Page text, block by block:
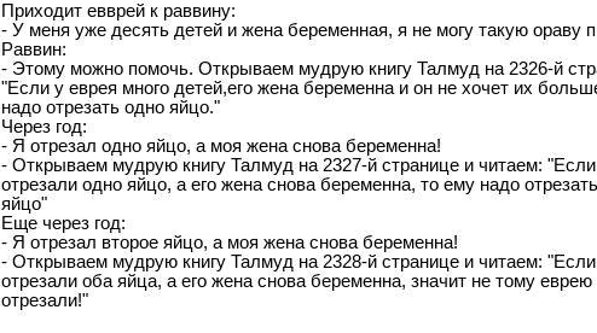
Приходит евврей к раввину:
- У меня уже десять детей и жена беременная, я не могу такую ораву
Раввин:
- Этому можно помочь. Открываем мудрую книгу Талмуд на 2326-й
"Если у еврея много детей,его жена беременна и он не хочет их
надо отрезать одно яйцо."
Через год:
- Я отрезал одно яйцо, а моя жена снова беременна!
- Открываем мудрую книгу Талмуд на 2327-й странице и читаем:
отрезали одно яйцо, а его жена снова беременна, то ему надо
яйцо"
Еще через год:
- Я отрезал второе яйцо, а моя жена снова беременна!
- Открываем мудрую книгу Талмуд на 2328-й странице и читаем:
отрезали оба яйца, а его жена снова беременна, значит не тому еврею
отрезали!"